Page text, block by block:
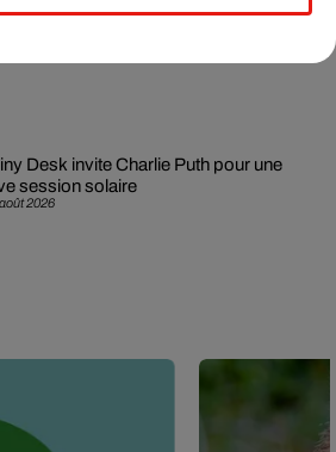
2026
Desk invite Charlie Puth pour une
session solaire